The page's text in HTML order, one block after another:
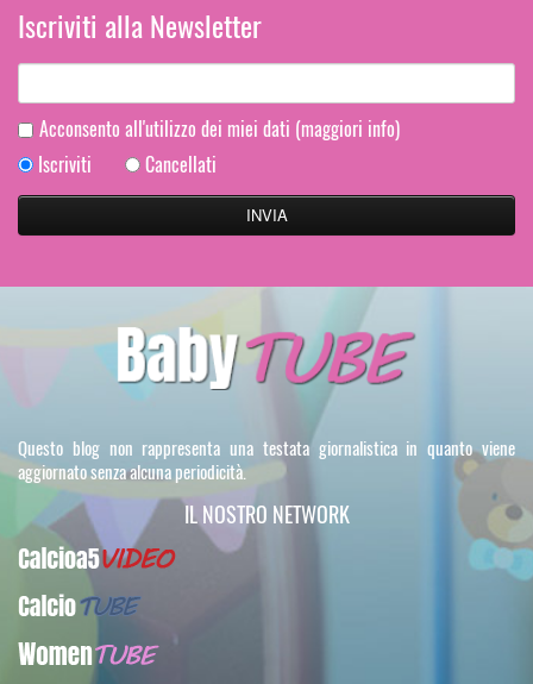
Iscriviti alla Newsletter
Acconsento all'utilizzo dei miei dati (maggiori info)
Iscriviti
Cancellati
Questo blog non rappresenta una testata giornalistica in quanto viene
aggiornato senza alcuna periodicità.
IL NOSTRO NETWORK
Calcioa5Video